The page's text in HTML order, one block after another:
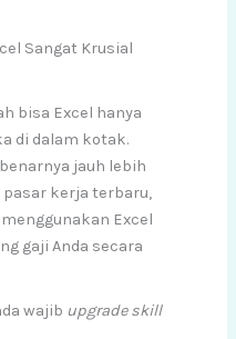
Sangat Krusial
bisa Excel hanya
di dalam kotak.
jauh lebih
pasar kerja terbaru,
menggunakan Excel
gaji Anda secara
wajib upgrade skill